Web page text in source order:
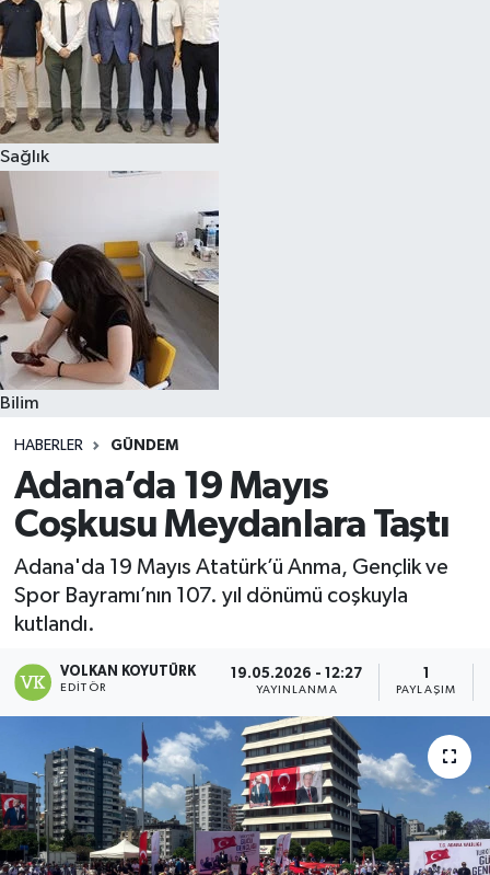
Sağlık
Bilim
HABERLER GÜNDEM
Adana’da 19 Mayıs
Coşkusu Meydanlara Taştı
Adana'da 19 Mayıs Atatürk’ü Anma, Gençlik ve
Spor Bayramı’nın 107. yıl dönümü coşkuyla
kutlandı.
VOLKAN KOYUTÜRK
EDITÖR
19.05.2026 - 12:27
YAYINLANMA PAYLAŞIM